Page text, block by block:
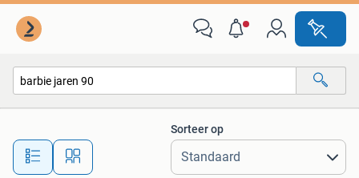
Alle afstanden…
Sorteer op